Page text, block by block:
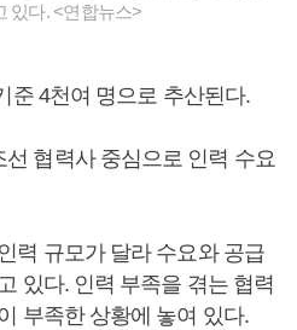
있다. <연합뉴스>
준 4천여 명으로 추산된다.
협력사 중심으로 인력 수요
력 규모가 달라 수요와 공급
있다. 인력 부족을 겪는 협력
부족한 상황에 놓여 있다.